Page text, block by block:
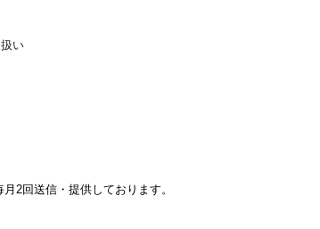
い
2回送信・提供しております。